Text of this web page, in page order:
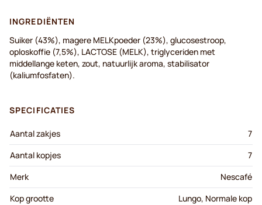
INGREDIËNTEN
Suiker (43%), magere MELKpoeder (23%), glucosestroop,
oploskoffie (7,5%), LACTOSE (MELK), triglyceriden met
middellange keten, zout, natuurlijk aroma, stabilisator
(kaliumfosfaten).
SPECIFICATIES
Aantal zakjes
7
Aantal kopjes
7
Merk
Nescafé
Kop grootte
Lungo, Normale kop